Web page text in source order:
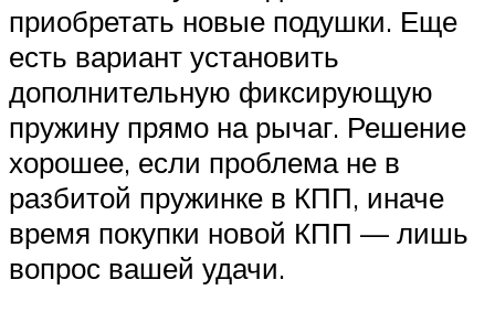
приобретать новые подушки. Еще
есть вариант установить
дополнительную фиксирующую
пружину прямо на рычаг. Решение
хорошее, если проблема не в
разбитой пружинке в КПП, иначе
время покупки новой КПП — лишь
вопрос вашей удачи.